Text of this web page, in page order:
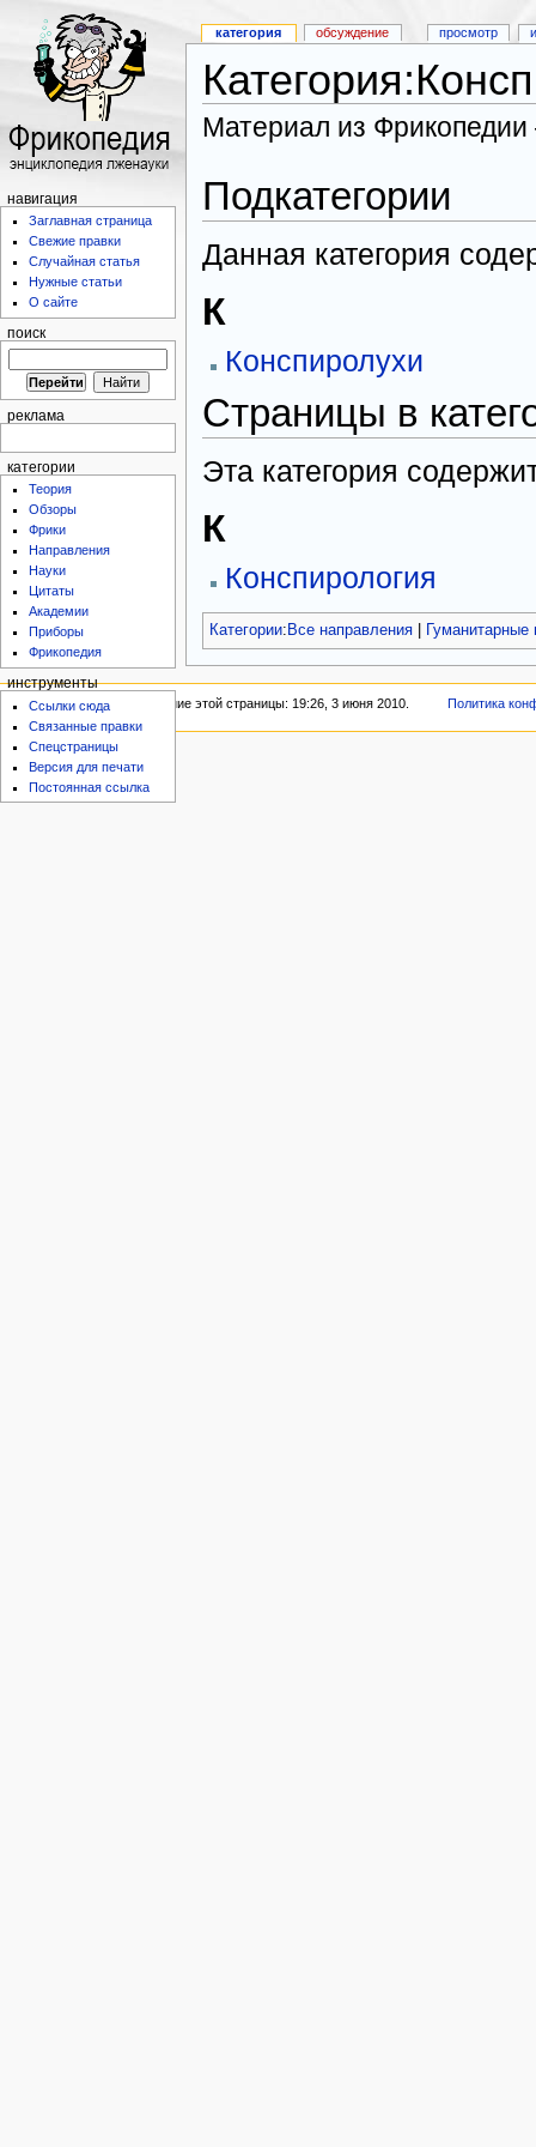
Материал из
Подкатегории
Данная категория
К
Конспиролухи
Страницы в
Эта категория
К
Конспирология
Категории: Все направления|
категория обсуждение просмотр
навигация
Заглавная страница
Свежие правки
Случайная статья
Нужные статьи
О сайте
поиск
реклама
категории
Теория
Обзоры
Фрики
Направления
Науки
Цитаты
Академии
Приборы
Фрикопедия
инструменты
Ссылки сюда
Связанные правки
Спецстраницы
Версия для печати
Постоянная ссылка
Последнее изменение этой страницы: 19:26, 3 июня 2010. Политика